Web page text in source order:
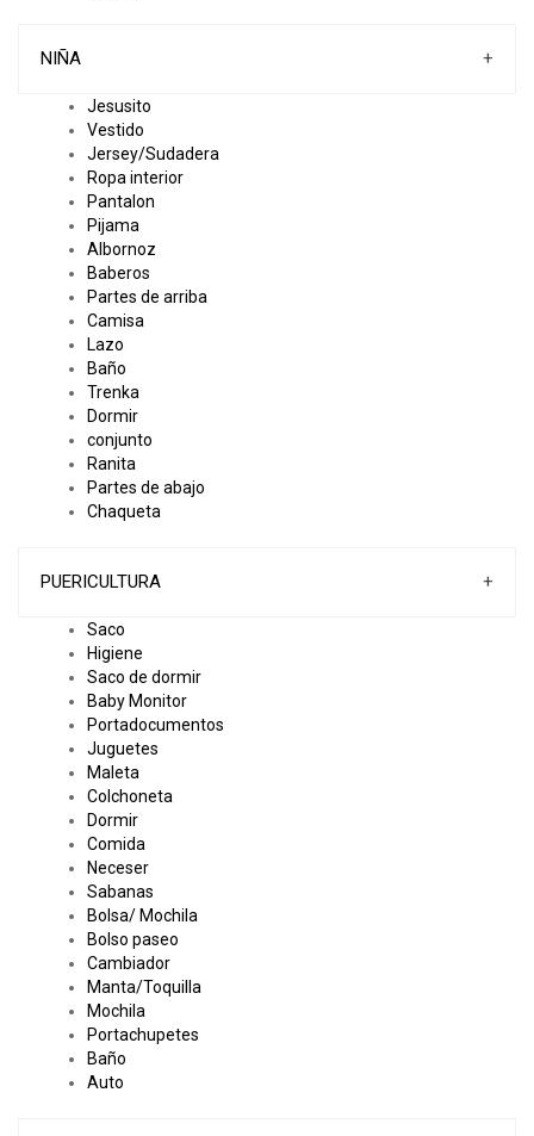
NIÑA +
Jesusito
Vestido
Jersey/Sudadera
Ropa interior
Pantalon
Pijama
Albornoz
Baberos
Partes de arriba
Camisa
Lazo
Baño
Trenka
Dormir
conjunto
Ranita
Partes de abajo
Chaqueta
PUERICULTURA +
Saco
Higiene
Saco de dormir
Baby Monitor
Portadocumentos
Juguetes
Maleta
Colchoneta
Dormir
Comida
Neceser
Sabanas
Bolsa/ Mochila
Bolso paseo
Cambiador
Manta/Toquilla
Mochila
Portachupetes
Baño
Auto